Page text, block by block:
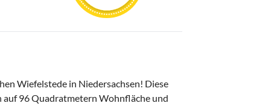
Wiefelstede in Niedersachsen! Diese
auf 96 Quadratmetern Wohnfläche und